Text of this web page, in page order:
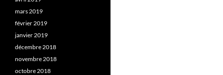
mars 2019
février 2019
janvier 2019
décembre 2018
novembre 2018
octobre 2018